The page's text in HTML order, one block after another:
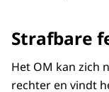
Strafbare
Het OM kan zich
rechter en vindt